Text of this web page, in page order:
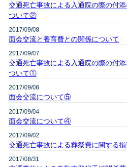
交通死亡事故による入通院の際の付
ついて②
2017/09/08
面会交流と養育費との関係について
2017/09/07
交通死亡事故による入通院の際の付
ついて①
2017/09/06
面会交流について⑤
2017/09/04
面会交流について④
2017/09/02
交通死亡事故による葬祭費に関する
2017/08/31